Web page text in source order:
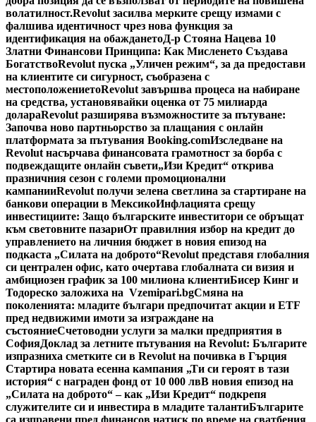
волатилност.Revolut засилва мерките срещу измами с
фалшива идентичност чрез нова функция за
идентификация на обажданетоД-р Стояна Нацева 10
Златни Финансови Принципа: Как Мисленето Създава
БогатствоRevolut пуска „Уличен режим“, за да предостави
на клиентите си сигурност, съобразена с
местоположениетоRevolut завършва процеса на набиране
на средства, установявайки оценка от 75 милиарда
долараRevolut разширява възможностите за пътуване:
Започва ново партньорство за плащания с онлайн
платформата за пътувания Booking.comИзследване на
Revolut насърчава финансовата грамотност за борба с
подвеждащите онлайн съвети„Изи Кредит“ открива
празничния сезон с големи промоционални
кампанииRevolut получи зелена светлина за стартиране на
банкови операции в МексикоИнфлацията срещу
инвестициите: Защо българските инвеститори се обръщат
към световните пазариОт правилния избор на кредит до
управлението на личния бюджет в новия епизод на
подкаста „Силата на доброто“Revolut представя глобалния
си централен офис, като очертава глобалната си визия и
амбициозен график за 100 милиона клиентиБисер Кинг и
Тодореско заложиха на Vzemipari.bgСмяна на
поколенията: младите българи предпочитат акции и ETF
пред недвижими имоти за изграждане на
състояниеСчетоводни услуги за малки предприятия в
СофияДоклад за летните пътувания на Revolut: Българите
изпразниха сметките си в Revolut на почивка в Гърция
Стартира новата есенна кампания „Ти си героят в тази
история“ с награден фонд от 10 000 лвВ новия епизод на
„Силата на доброто“ – как „Изи Кредит“ подкрепя
служителите си и инвестира в младите талантиБългарите